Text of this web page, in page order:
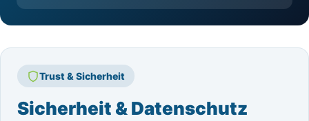
Trust & Sicherheit
Sicherheit & Datenschutz